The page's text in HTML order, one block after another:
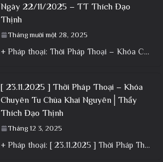
Ngày 22/11/2025 – TT Thích Đạo
Thịnh
Tháng mười một 28, 2025
+ Pháp thoại: Thời Pháp Thoại – Khóa Chuyên Tu Ngày 22/11/2025 – TT Thích Đạo Thịnh + Album: Pháp
[ 23.11.2025 ] Thời Pháp Thoại – Khóa
Chuyên Tu Chùa Khai Nguyên│Thầy
Thích Đạo Thịnh
Tháng 12 3, 2025
+ Pháp thoại: [ 23.11.2025 ] Thời Pháp Thoại – Khóa Chuyên Tu Chùa Khai Nguyên│Thầy Thích Đạo Thịnh +